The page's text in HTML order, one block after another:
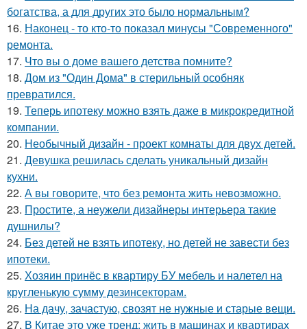
богатства, а для других это было нормальным?
16. Наконец - то кто-то показал минусы "Современного"
ремонта.
17. Что вы о доме вашего детства помните?
18. Дом из "Один Дома" в стерильный особняк
превратился.
19. Теперь ипотеку можно взять даже в микрокредитной
компании.
20. Необычный дизайн - проект комнаты для двух детей.
21. Девушка решилась сделать уникальный дизайн
кухни.
22. А вы говорите, что без ремонта жить невозможно.
23. Простите, а неужели дизайнеры интерьера такие
душнилы?
24. Без детей не взять ипотеку, но детей не завести без
ипотеки.
25. Хозяин принёс в квартиру БУ мебель и налетел на
кругленькую сумму дезинсекторам.
26. На дачу, зачастую, свозят не нужные и старые вещи.
27. В Китае это уже тренд: жить в машинах и квартирах